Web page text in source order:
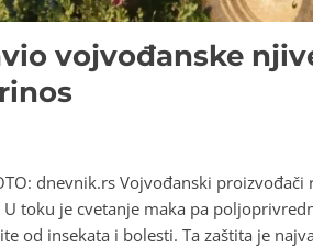
vojvođanske
dnevnik.rs Vojvođanski
U toku je cvetanje maka pa
od insekata i bolesti. Ta zaštita je